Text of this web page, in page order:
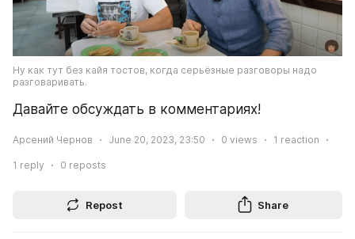
Ну как тут без кайя тостов, когда серьёзные разговоры надо
разговаривать.
Давайте обсуждать в комментариях!
Арсений Чернов June 20, 2023, 23:50 0 views 1 reaction
1 reply 0 reposts
Repost Share